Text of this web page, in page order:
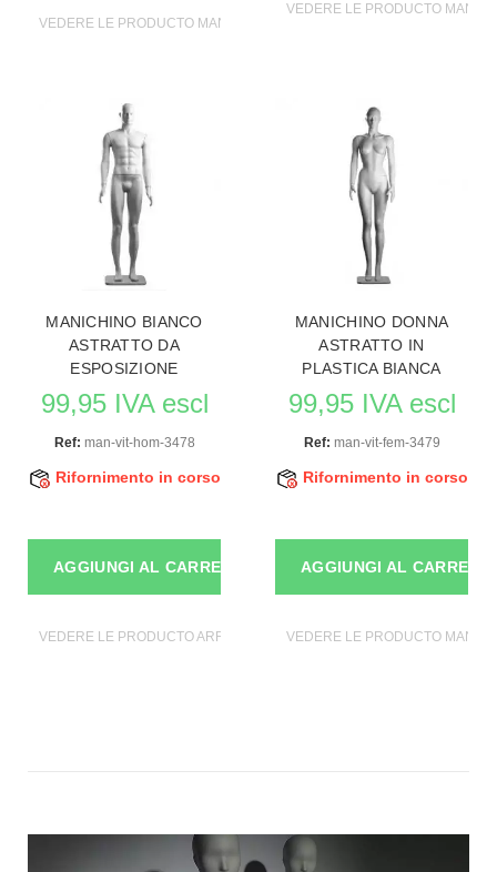
VEDERE LE PRODUCTO MANICHINI
VEDERE LE PRODUCTO
MANICHINO BIANCO
ASTRATTO DA
ESPOSIZIONE
99,95 IVA escl
Ref: man-vit-hom-3478
Rifornimento in corso
AGGIUNGI AL CARRELLO
VEDERE LE PRODUCTO ARREDARE I MOBILI
MANICHINO DONNA
ASTRATTO IN
PLASTICA BIANCA
99,95 IVA escl
Ref: man-vit-fem-3479
Rifornimento in corso
AGGIUNGI AL
VEDERE LE PRODUCTO